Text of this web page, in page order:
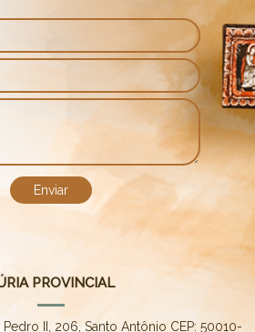
PROVINCIAL
II, 206, Santo Antônio CEP: 50010-